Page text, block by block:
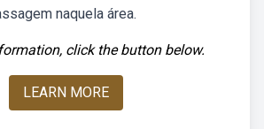
naquela área.
click the button below.
LEARN MORE